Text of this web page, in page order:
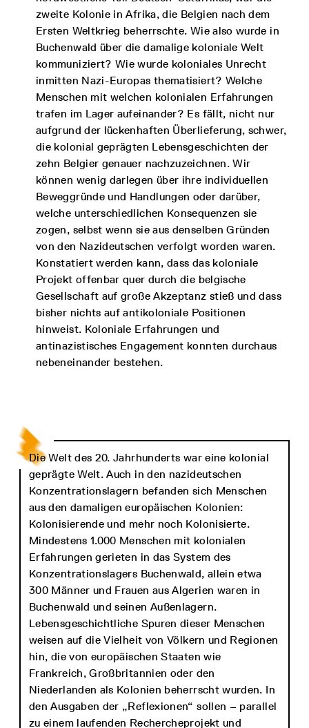
zweite Kolonie in Afrika, die Belgien nach dem
Ersten Weltkrieg beherrschte. Wie also wurde in
Buchenwald über die damalige koloniale Welt
kommuniziert? Wie wurde koloniales Unrecht
inmitten Nazi-Europas thematisiert? Welche
Menschen mit welchen kolonialen Erfahrungen
trafen im Lager aufeinander? Es fällt, nicht nur
aufgrund der lückenhaften Überlieferung, schwer,
die kolonial geprägten Lebensgeschichten der
zehn Belgier genauer nachzuzeichnen. Wir
können wenig darlegen über ihre individuellen
Beweggründe und Handlungen oder darüber,
welche unterschiedlichen Konsequenzen sie
zogen, selbst wenn sie aus denselben Gründen
von den Nazideutschen verfolgt worden waren.
Konstatiert werden kann, dass das koloniale
Projekt offenbar quer durch die belgische
Gesellschaft auf große Akzeptanz stieß und dass
bisher nichts auf antikoloniale Positionen
hinweist. Koloniale Erfahrungen und
antinazistisches Engagement konnten durchaus
nebeneinander bestehen.
Die Welt des 20. Jahrhunderts war eine kolonial
geprägte Welt. Auch in den nazideutschen
Konzentrationslagern befanden sich Menschen
aus den damaligen europäischen Kolonien:
Kolonisierende und mehr noch Kolonisierte.
Mindestens 1.000 Menschen mit kolonialen
Erfahrungen gerieten in das System des
Konzentrationslagers Buchenwald, allein etwa
300 Männer und Frauen aus Algerien waren in
Buchenwald und seinen Außenlagern.
Lebensgeschichtliche Spuren dieser Menschen
weisen auf die Vielheit von Völkern und Regionen
hin, die von europäischen Staaten wie
Frankreich, Großbritannien oder den
Niederlanden als Kolonien beherrscht wurden. In
den Ausgaben der „Reflexionen“ sollen – parallel
zu einem laufenden Rechercheprojekt und